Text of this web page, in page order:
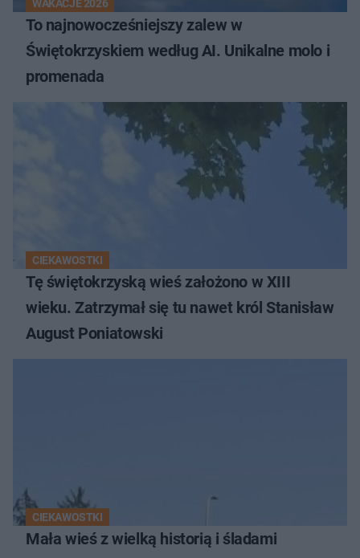
WAKACJE 2026
To najnowocześniejszy zalew w
Świętokrzyskiem według AI. Unikalne molo i
promenada
CIEKAWOSTKI
Tę świętokrzyską wieś założono w XIII
wieku. Zatrzymał się tu nawet król Stanisław
August Poniatowski
CIEKAWOSTKI
Mała wieś z wielką historią i śladami